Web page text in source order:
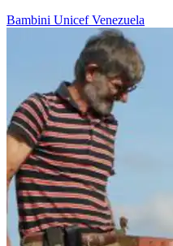
Bambini UnicefVenezuela